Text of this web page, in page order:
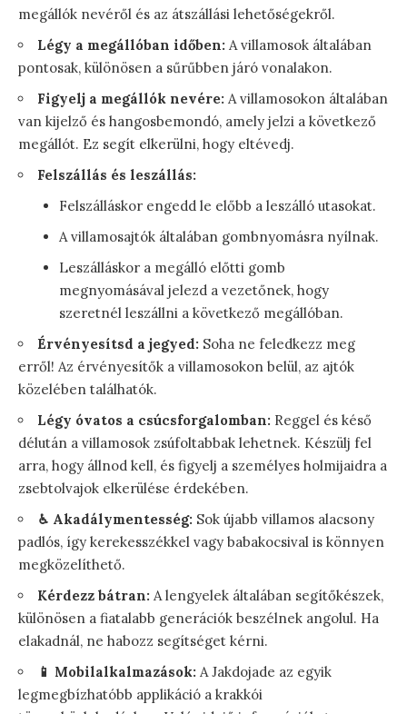
megállók nevéről és az átszállási lehetőségekről.
Légy a megállóban időben: A villamosok általában
pontosak, különösen a sűrűbben járó vonalakon.
Figyelj a megállók nevére: A villamosokon általában
van kijelző és hangosbemondó, amely jelzi a következő
megállót. Ez segít elkerülni, hogy eltévedj.
Felszállás és leszállás:
Felszálláskor engedd le előbb a leszálló utasokat.
A villamosajtók általában gombnyomásra nyílnak.
Leszálláskor a megálló előtti gomb
megnyomásával jelezd a vezetőnek, hogy
szeretnél leszállni a következő megállóban.
Érvényesítsd a jegyed: Soha ne feledkezz meg
erről! Az érvényesítők a villamosokon belül, az ajtók
közelében találhatók.
Légy óvatos a csúcsforgalomban: Reggel és késő
délután a villamosok zsúfoltabbak lehetnek. Készülj fel
arra, hogy állnod kell, és figyelj a személyes holmijaidra a
zsebtolvajok elkerülése érdekében.
♿︎ Akadálymentesség: Sok újabb villamos alacsony
padlós, így kerekesszékkel vagy babakocsival is könnyen
megközelíthető.
Kérdezz bátran: A lengyelek általában segítőkészek,
különösen a fiatalabb generációk beszélnek angolul. Ha
elakadnál, ne habozz segítséget kérni.
📱 Mobilalkalmazások: A Jakdojade az egyik
legmegbízhatóbb applikáció a krakkói